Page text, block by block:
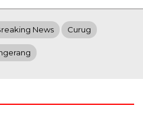
News Curug